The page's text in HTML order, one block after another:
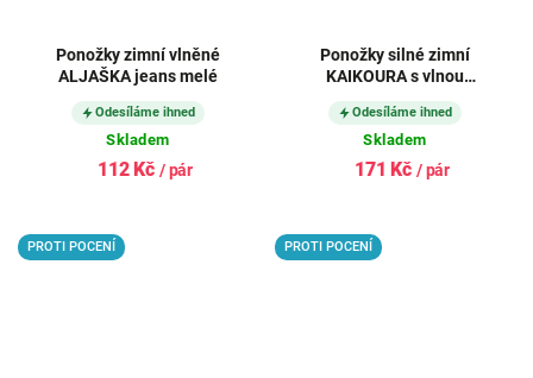
Ponožky zimní vlněné
ALJAŠKA jeans melé
Odesíláme ihned
Skladem
112 Kč / pár
Ponožky silné zimní
KAIKOURA s vlnou
SMETANOVÉ
Odesíláme ihned
Skladem
171 Kč / pár
PROTI POCENÍ PROTI POCENÍ